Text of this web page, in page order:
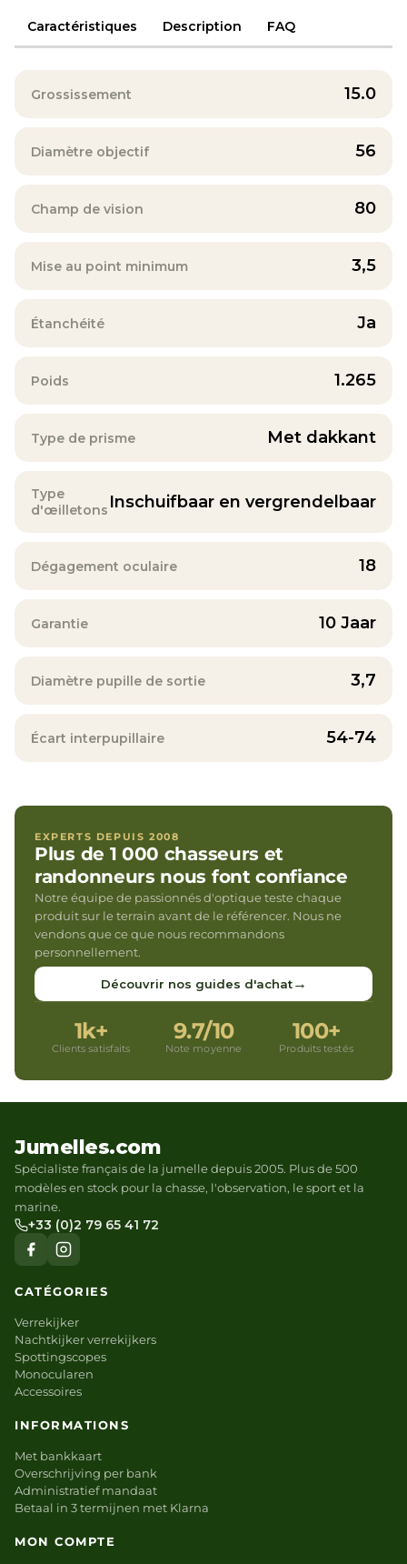
Caractéristiques Description FAQ
Grossissement 15.0
Diamètre objectif 56
Champ de vision 80
Mise au point minimum 3,5
Étanchéité Ja
Poids 1.265
Type de prisme Met dakkant
Type
d'œilletons Inschuifbaar en vergrendelbaar
Dégagement oculaire 18
Garantie 10 Jaar
Diamètre pupille de sortie 3,7
Écart interpupillaire 54-74
EXPERTS DEPUIS 2008
Plus de 1 000 chasseurs et
randonneurs nous font confiance
Notre équipe de passionnés d'optique teste chaque
produit sur le terrain avant de le référencer. Nous ne
vendons que ce que nous recommandons
personnellement.
Découvrir nos guides d'achat→
1k+
Clients satisfaits
9.7/10
Note moyenne
100+
Produits testés
Jumelles.com
Spécialiste français de la jumelle depuis 2005. Plus de 500
modèles en stock pour la chasse, l'observation, le sport et la
marine.
+33 (0)2 79 65 41 72
CATÉGORIES
Verrekijker
Nachtkijker verrekijkers
Spottingscopes
Monocularen
Accessoires
INFORMATIONS
Met bankkaart
Overschrijving per bank
Administratief mandaat
Betaal in 3 termijnen met Klarna
MON COMPTE